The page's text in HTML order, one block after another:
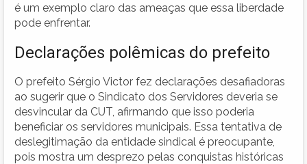
é um exemplo claro das ameaças que essa liberdade
pode enfrentar.
Declarações polêmicas do prefeito
O prefeito Sérgio Victor fez declarações desafiadoras
ao sugerir que o Sindicato dos Servidores deveria se
desvincular da CUT, afirmando que isso poderia
beneficiar os servidores municipais. Essa tentativa de
deslegitimação da entidade sindical é preocupante,
pois mostra um desprezo pelas conquistas históricas